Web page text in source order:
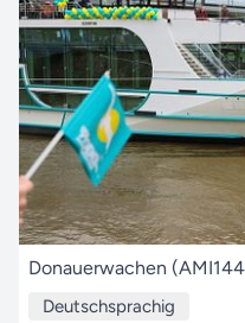
Donauerwachen
Deutschsprachig